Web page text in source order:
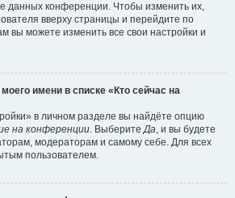
данных конференции. Чтобы изменить их,
вверху страницы и перейдите по
вы можете изменить все свои настройки и
имени в списке «Кто сейчас на
в личном разделе вы найдёте опцию
на конференции. ВыберитеДа, и вы будете
модераторам и самому себе. Для всех
пользователем.